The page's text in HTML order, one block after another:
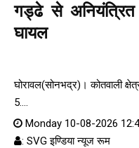
गड्ढे से अनियंत्रित
घायल
घोरावल(सोनभद्र)। कोतवाली
5....
Monday 10-08-2026
: SVG इण्डिया न्यूज रूम